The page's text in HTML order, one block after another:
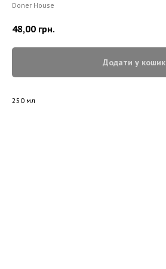
Doner House
48,00 грн.
Додати у кошик
250 мл